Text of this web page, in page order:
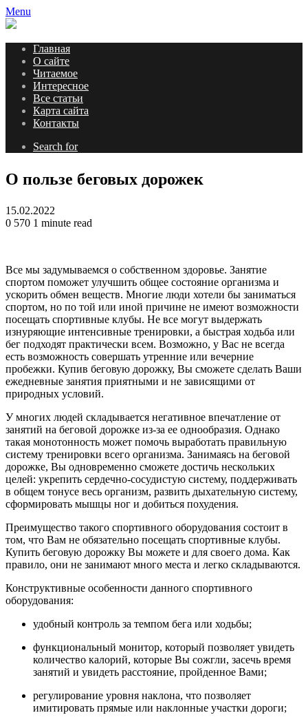
Menu
Главная
О сайте
Читаемое
Интересное
Все статьи
Карта сайта
Контакты
Search for
О пользе беговых дорожек
15.02.2022
0 570 1 minute read
Все мы задумываемся о собственном здоровье. Занятие
спортом поможет улучшить общее состояние организма и
ускорить обмен веществ. Многие люди хотели бы заниматься
спортом, но по той или иной причине не имеют возможности
посещать спортивные клубы. Не все могут выдержать
изнуряющие интенсивные тренировки, а быстрая ходьба или
бег подходят практически всем. Возможно, у Вас не всегда
есть возможность совершать утренние или вечерние
пробежки. Купив беговую дорожку, Вы сможете сделать Ваши
ежедневные занятия приятными и не зависящими от
природных условий.
У многих людей складывается негативное впечатление от
занятий на беговой дорожке из-за ее однообразия. Однако
такая монотонность может помочь выработать правильную
систему тренировки всего организма. Занимаясь на беговой
дорожке, Вы одновременно сможете достичь нескольких
целей: укрепить сердечно-сосудистую систему, поддерживать
в общем тонусе весь организм, развить дыхательную систему,
сформировать мышцы ног и добиться похудения.
Преимущество такого спортивного оборудования состоит в
том, что Вам не обязательно посещать спортивные клубы.
Купить беговую дорожку Вы можете и для своего дома. Как
правило, они не занимают много места и легко складываются.
Конструктивные особенности данного спортивного
оборудования:
удобный контроль за темпом бега или ходьбы;
функциональный монитор, который позволяет увидеть
количество калорий, которые Вы сожгли, засечь время
занятий и увидеть расстояние, пройденное Вами;
регулирование уровня наклона, что позволяет
имитировать прямые или наклонные участки дороги;